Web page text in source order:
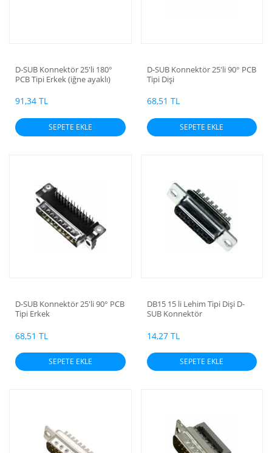
D-SUB Konnektör 25'li 180°
PCB Tipi Erkek (iğne ayaklı)
91,34 TL
SEPETE EKLE
D-SUB Konnektör 25'li 90° PCB
Tipi Dişi
68,51 TL
SEPETE EKLE
D-SUB Konnektör 25'li 90° PCB
Tipi Erkek
68,51 TL
SEPETE EKLE
DB15 15 li Lehim Tipi Dişi D-
SUB Konnektör
14,27 TL
SEPETE EKLE